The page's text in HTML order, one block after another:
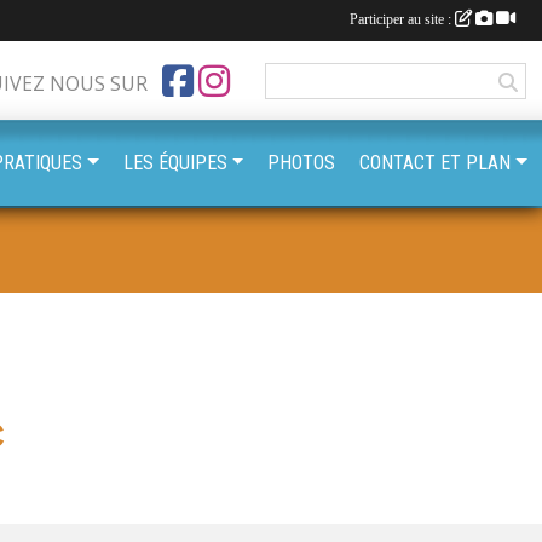
NOUS SUR
LES ÉQUIPES PHOTOS CONTACT ET PLAN
Participer au site :